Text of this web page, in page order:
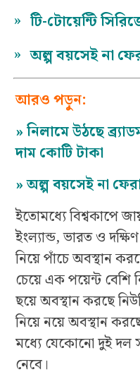
» টি-টোয়েন্টি
» অল্প বয়সেই না
আরও পড়ুন:
»নিলামে উঠছে
দাম কোটি টাকা
»অল্প বয়সেই না
ইতোমধ্যে বিশ্বকাপে
ইংল্যান্ড, ভারত ও
নিয়ে পাঁচে অবস্থান
চেয়ে এক পয়েন্ট বেশি
ছয়ে অবস্থান করছে
নিয়ে নয়ে অবস্থান
মধ্যে যেকোনো দুই দল
নেবে।